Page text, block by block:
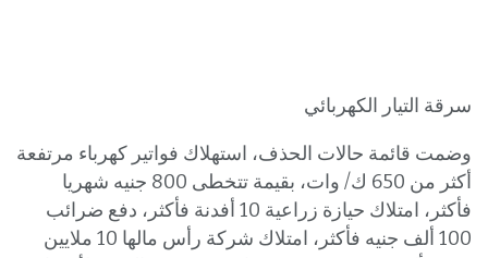
سرقة التيار الكهربائي
وضمت قائمة حالات الحذف، استهلاك فواتير كهرباء مرتفعة
أكثر من 650 ك/ وات، بقيمة تتخطى 800 جنيه شهريا
فأكثر، امتلاك حيازة زراعية 10 أفدنة فأكثر، دفع ضرائب
100 ألف جنيه فأكثر، امتلاك شركة رأس مالها 10 ملايين